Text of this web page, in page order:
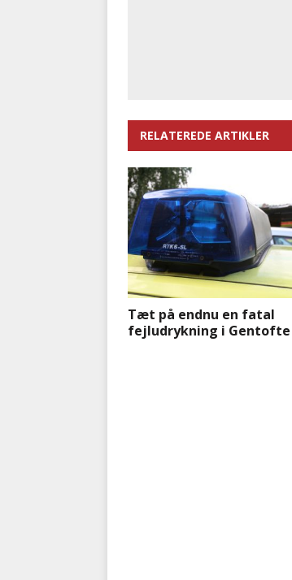
RELATEREDE ARTIKLER
Tæt på endnu en fatal
fejludrykning i Gentofte